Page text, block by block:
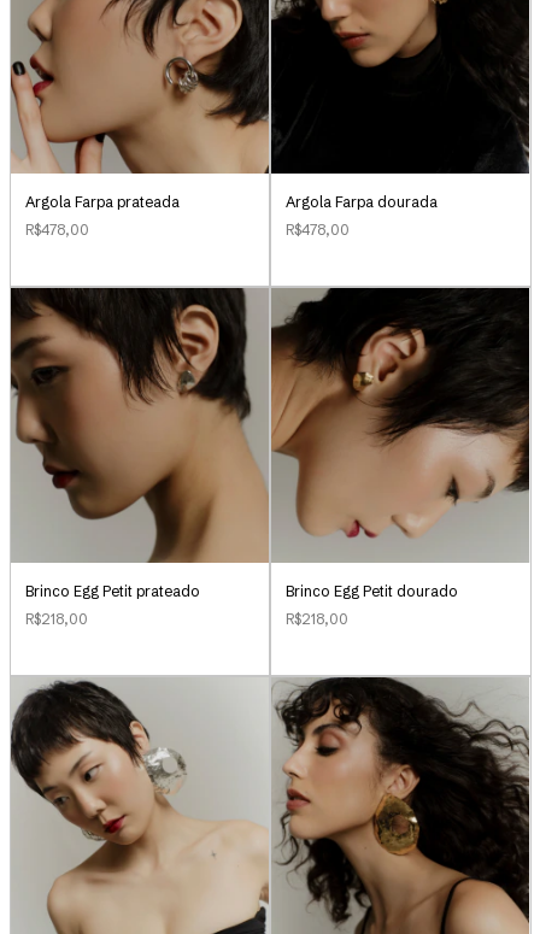
Argola Farpa prateada
R$478,00
Argola Farpa dourada
R$478,00
Brinco Egg Petit prateado
R$218,00
Brinco Egg Petit dourado
R$218,00